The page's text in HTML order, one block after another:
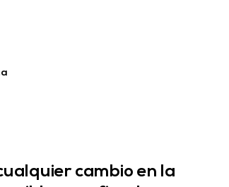
cambio en la